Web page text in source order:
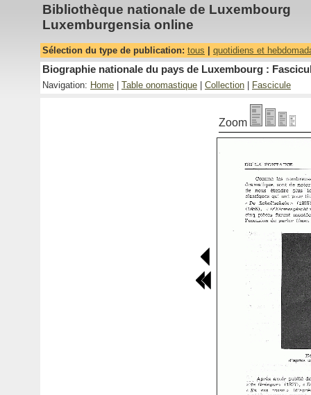
Bibliothèque nationale de Luxembourg
Luxemburgensia online
Sélection du type de publication: tous quotidiens et
Biographie nationale du pays de Luxembourg :
Navigation: Home Table onomastique Collection Fascicule
Zoom